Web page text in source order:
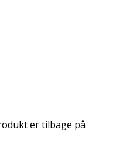
er tilbage på